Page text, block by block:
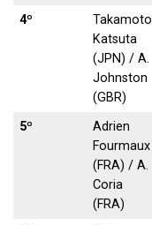
4º
Takamoto
Katsuta
(JPN) / A.
Johnston
(GBR)
5º
Adrien
Fourmaux
(FRA) / A.
Coria
(FRA)